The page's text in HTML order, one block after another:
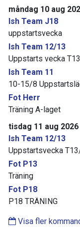
måndag 10 aug
Ish Team J18
uppstartsvecka
Ish Team 12/13
Uppstarts vecka
Ish Team 11
10-15/8
Fot Herr
Träning A-laget
tisdag 11 aug 2026
Ish Team 12/13
Uppstartsvecka
Fot P13
Träning
Fot P18
P18 TRÄNING
Visa fler